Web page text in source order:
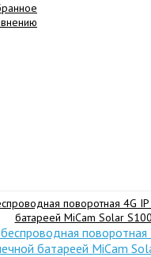
поворотная
батареей MiCam